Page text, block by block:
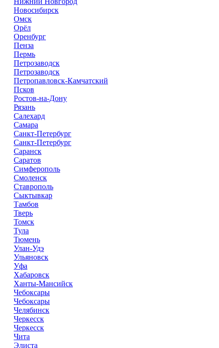
Новосибирск
Омск
Орёл
Оренбург
Пенза
Пермь
Петрозаводск
Петрозаводск
Петропавловск-Камчатский
Псков
Ростов-на-Дону
Рязань
Салехард
Самара
Санкт-Петербург
Санкт-Петербург
Саранск
Саратов
Симферополь
Смоленск
Ставрополь
Сыктывкар
Тамбов
Тверь
Томск
Тула
Тюмень
Улан-Удэ
Ульяновск
Уфа
Хабаровск
Ханты-Мансийск
Чебоксары
Чебоксары
Челябинск
Черкесск
Черкесск
Чита
Элиста